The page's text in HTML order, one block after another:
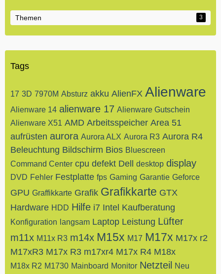
Themen 3
Tags
17 3D 7970M Absturz akku AlienFX Alienware
Alienware 14 alienware 17 Alienware Gutschein
Alienware X51 AMD Arbeitsspeicher Area 51
aufrüsten aurora Aurora ALX Aurora R3 Aurora R4
Beleuchtung Bildschirm Bios Bluescreen
Command Center cpu defekt Dell desktop display
DVD Fehler Festplatte fps Gaming Garantie Geforce
GPU Graffikkarte Grafik Grafikkarte GTX
Hardware HDD Hilfe i7 Intel Kaufberatung
Konfiguration langsam Laptop Leistung Lüfter
m11x M11x R3 m14x M15x M17 M17x M17x r2
M17xR3 M17x R3 m17xr4 M17x R4 M18x
M18x R2 M1730 Mainboard Monitor Netzteil
Neu